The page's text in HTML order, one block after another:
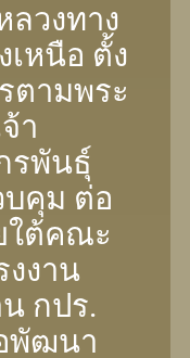
วงทาง
เหนือ ตั้ง
ตามพระ
า
รพันธุ์
คุม ต่อ
ใต้คณะ
งาน
กปร.
พัฒนา